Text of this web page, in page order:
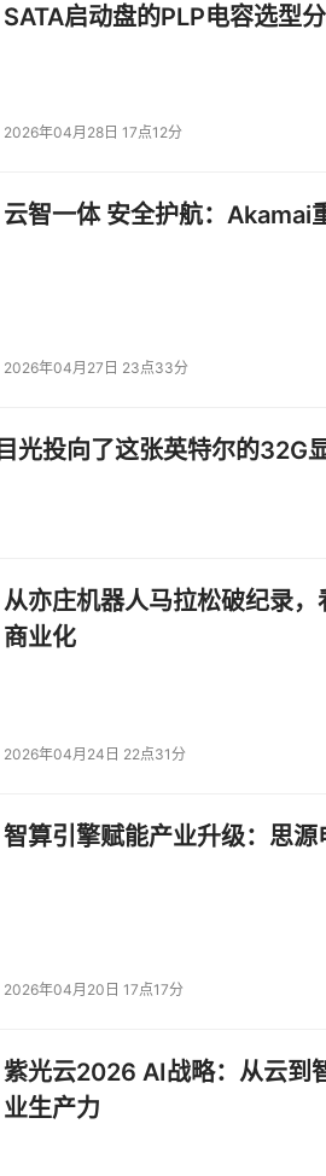
SATA启动盘的PLP电容选型
2026年04月28日 17点12分
云智一体 安全护航：Akamai
2026年04月27日 23点33分
光投向了这张英特尔的32G
从亦庄机器人马拉松破纪录
商业化
2026年04月24日 22点31分
智算引擎赋能产业升级：思
2026年04月20日 17点17分
紫光云2026 AI战略：从云到
业生产力